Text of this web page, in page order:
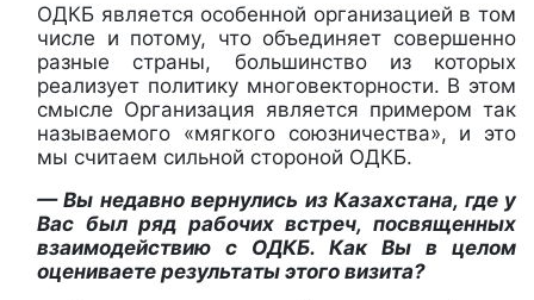
ОДКБ является особенной организацией в том
числе и потому, что объединяет совершенно
разные страны, большинство из которых
реализует политику многовекторности. В этом
смысле Организация является примером так
называемого «мягкого союзничества», и это
мы считаем сильной стороной ОДКБ.
— Вы недавно вернулись из Казахстана, где у
Вас был ряд рабочих встреч, посвященных
взаимодействию с ОДКБ. Как Вы в целом
оцениваете результаты этого визита?